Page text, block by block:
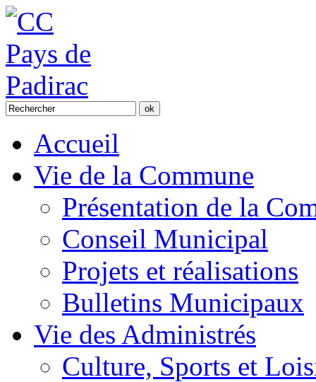
Accueil
Vie de la Commune
Présentation de la
Conseil Municipal
Projets et réalisations
Bulletins Municipaux
Vie des Administrés
Culture, Sports et